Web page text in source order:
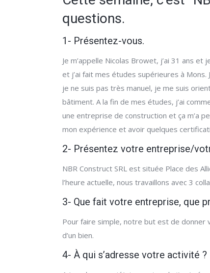
questions.
1- Présentez-vous.
Je m’appelle Nicolas Browet, j’ai 31 ans et
et j’ai fait mes études supérieures à
je ne suis pas très manuel, je me suis
bâtiment. A la fin de mes études, j’ai
une entreprise de construction et ça m’a
mon expérience et avoir quelques
2- Présentez votre entreprise/
NBR Construct SRL est située Place des
l’heure actuelle, nous travaillons avec 3
3- Que fait votre entreprise, que
Pour faire simple, notre but est de
d’un bien.
4- À qui s’adresse votre activité ?